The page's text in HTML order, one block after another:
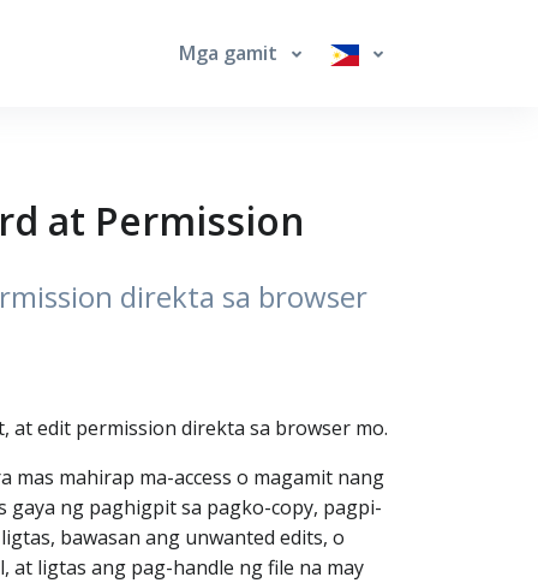
Mga gamit
at Permission
direkta sa browser
at edit permission direkta sa browser mo.
mas mahirap ma-access o magamit nang
gaya ng paghigpit sa pagko-copy, pagpi-
bawasan ang unwanted edits, o
ligtas ang pag-handle ng file na may